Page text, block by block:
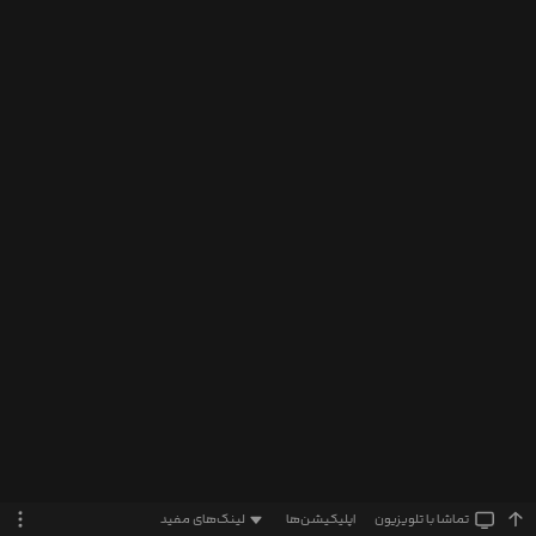
تماشا‌ با تلویزیون اپلیکیشن‌ها لینک‌های مفید